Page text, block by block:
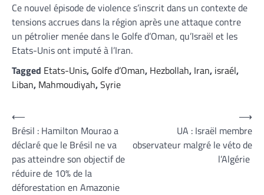
Ce nouvel épisode de violence s’inscrit dans un contexte de
tensions accrues dans la région après une attaque contre
un pétrolier menée dans le Golfe d’Oman, qu’Israël et les
Etats-Unis ont imputé à l’Iran.
Tagged Etats-Unis, Golfe d’Oman, Hezbollah, Iran, israél,
Liban, Mahmoudiyah,Syrie
Navigation
de
l’article
⟵
Brésil : Hamilton Mourao a
déclaré que le Brésil ne va
pas atteindre son objectif de
réduire de 10% de la
déforestation en Amazonie
UA : Israël membre
observateur malgré le véto de
l’Algérie
⟶